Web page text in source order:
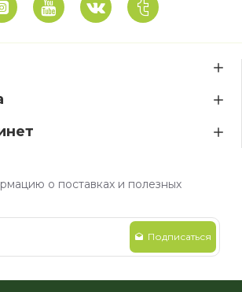
о поставках и полезных
Подписаться